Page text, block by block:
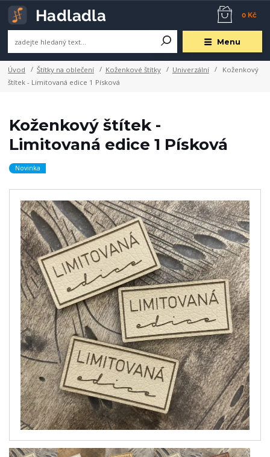
Menu
0 Kč
Úvod Štítky na oblečení Koženkové štítky Univerzální
Koženkový
štítek - Limitovaná edice 1 Písková
Koženkový štítek -
Limitovaná edice 1 Písková
Novinka